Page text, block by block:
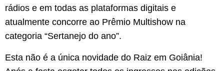
rádios e em todas as plataformas digitais e
atualmente concorre ao Prêmio Multishow na
categoria “Sertanejo do ano”.
Esta não é a única novidade do Raiz em Goiânia!